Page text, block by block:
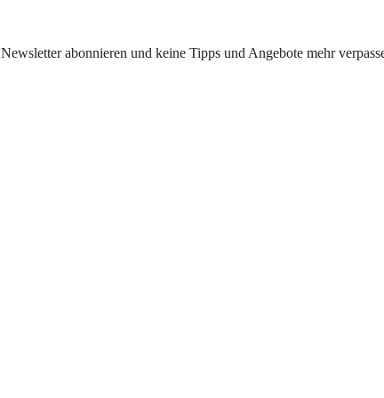
Newsletter abonnieren und keine Tipps und Angebote mehr